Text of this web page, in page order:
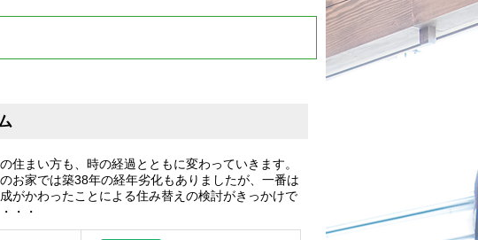
住まい方も、時の経過とともに変わっていきます。
お家では築38年の経年劣化もありましたが、一番は
がかわったことによる住み替えの検討がきっかけで
・・